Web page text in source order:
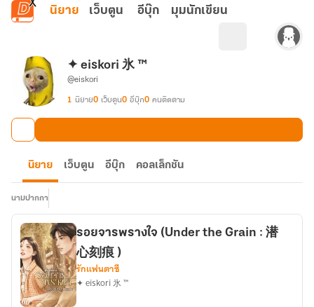
ข้ามไปยังเนื้อหาหลัก
นิยาย เว็บตูน อีบุ๊ก มุมนักเขียน
✦ eiskori 氷 ™
@eiskori
1 นิยาย0 เว็บตูน0 อีบุ๊ก0 คนติดตาม
นิยาย เว็บตูน อีบุ๊ก คอลเล็กชัน
นามปากกา
รอยจารพรางใจ (Under the Grain : 潜
心刻痕 )
รักแฟนตาซี
✦ eiskori 氷 ™